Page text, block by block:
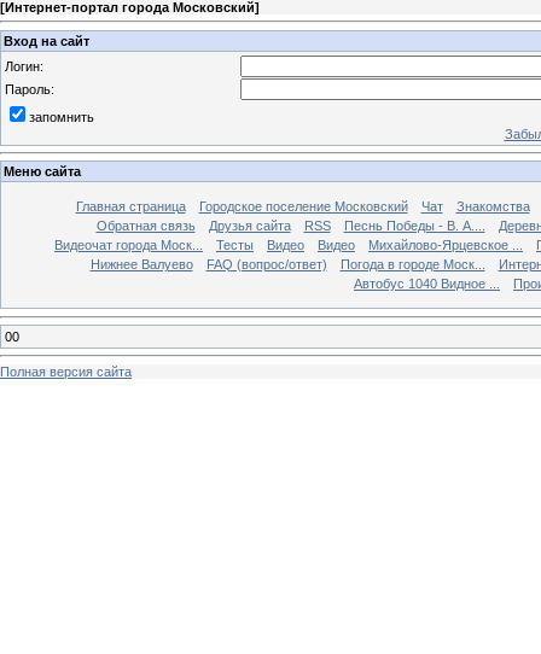
[Интернет-портал города Московский]
Вход на сайт
Логин:
Пароль:
запомнить
Меню сайта
Главная страница Городское поселение Московский Чат
Знакомства
Обратная связь
Друзья сайта RSS Песнь Победы - В. А....
Видеочат города Моск...
Тесты Видео Видео Михайлово-Ярцевское ...
Нижнее Валуево
FAQ (вопрос/ответ) Погода в городе Моск...
Автобус 1040 Видное ...
00
Полная версия сайта